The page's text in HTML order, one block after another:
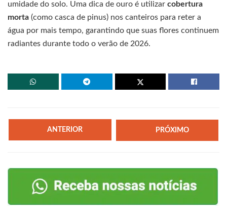
umidade do solo. Uma dica de ouro é utilizar cobertura
morta (como casca de pinus) nos canteiros para reter a
água por mais tempo, garantindo que suas flores continuem
radiantes durante todo o verão de 2026.
ANTERIOR PRÓXIMO